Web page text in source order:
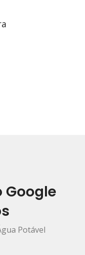
Google
Potável